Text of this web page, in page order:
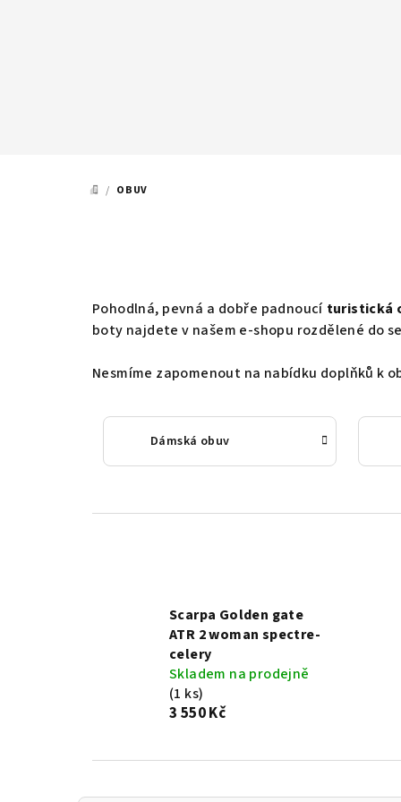
DOMŮ
/ OBUV
Pohodlná, pevná a dobře padnoucí turistická
boty najdete v našem e-shopu rozdělené do
Nesmíme zapomenout na nabídku doplňků k
Dámská obuv
Scarpa Golden gate
ATR 2 woman spectre-
celery
Skladem na prodejně
(1 ks)
3 550 Kč